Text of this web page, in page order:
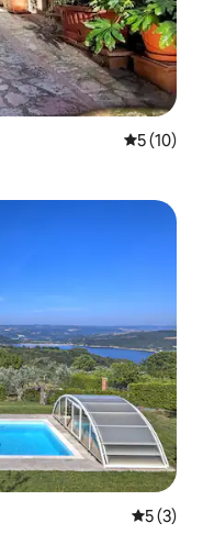
5 av 5 i
5 (10)
5 av 5 i
5 (3)